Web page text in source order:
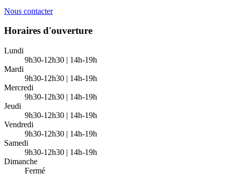
Nous contacter
Horaires d'ouverture
Lundi
9h30-12h30 | 14h-19h
Mardi
9h30-12h30 | 14h-19h
Mercredi
9h30-12h30 | 14h-19h
Jeudi
9h30-12h30 | 14h-19h
Vendredi
9h30-12h30 | 14h-19h
Samedi
9h30-12h30 | 14h-19h
Dimanche
Fermé